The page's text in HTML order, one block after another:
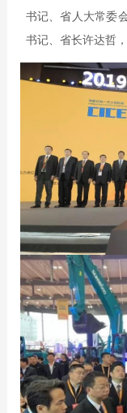
书记、省人大常委
书记、省长许达哲